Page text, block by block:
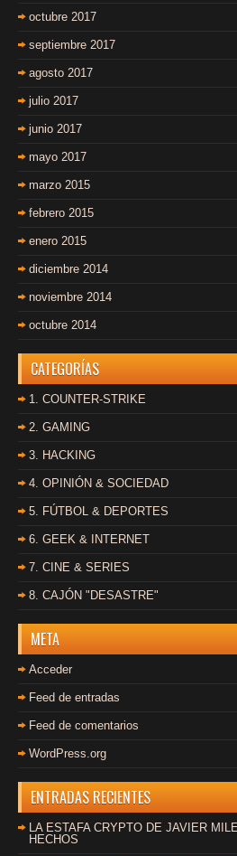
octubre 2017
septiembre 2017
agosto 2017
julio 2017
junio 2017
mayo 2017
marzo 2015
febrero 2015
enero 2015
diciembre 2014
noviembre 2014
octubre 2014
CATEGORÍAS
1. COUNTER-STRIKE
2. GAMING
3. HACKING
4. OPINIÓN & SOCIEDAD
5. FÚTBOL & DEPORTES
6. GEEK & INTERNET
7. CINE & SERIES
8. CAJÓN "DESASTRE"
META
Acceder
Feed de entradas
Feed de comentarios
WordPress.org
ENTRADAS RECIENTES
LA ESTAFA CRYPTO DE JAVIER
HECHOS